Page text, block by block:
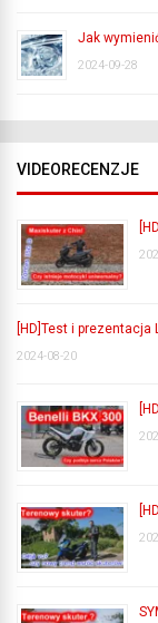
Jak
2024-09-28
VIDEORECENZJE
[HD]Test i
2024-08-20